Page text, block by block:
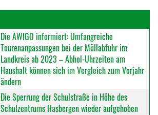
Die AWIGO informiert: Umfangreiche
Tourenanpassungen bei der Müllabfuhr im
Landkreis ab 2023 – Abhol-Uhrzeiten am
Haushalt können sich im Vergleich zum Vorjahr
ändern
Die Sperrung der Schulstraße in Höhe des
Schulzentrums Hasbergen wieder aufgehoben